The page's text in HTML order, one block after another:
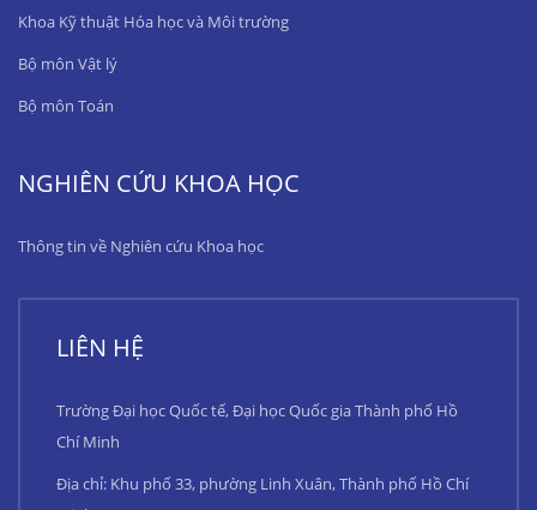
Khoa Kỹ thuật Hóa học và Môi trường
Bộ môn Vật lý
Bộ môn Toán
NGHIÊN CỨU KHOA HỌC
Thông tin về Nghiên cứu Khoa học
LIÊN HỆ
Trường Đại học Quốc tế, Đại học Quốc gia Thành phố Hồ
Chí Minh
Địa chỉ: Khu phố 33, phường Linh Xuân, Thành phố Hồ Chí